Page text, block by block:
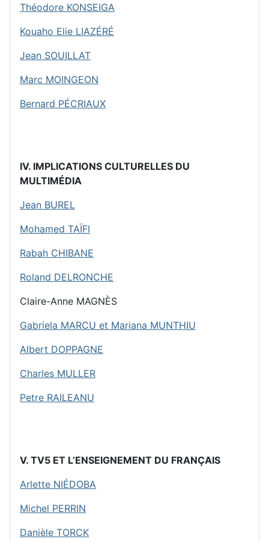
Théodore KONSEIGA
Kouaho Elie LIAZÉRÉ
Jean SOUILLAT
Marc MOINGEON
Bernard PÉCRIAUX
IV. IMPLICATIONS CULTURELLES DU
MULTIMÉDIA
Jean BUREL
Mohamed TAÏFI
Rabah CHIBANE
Roland DELRONCHE
Claire-Anne MAGNÈS
Gabriela MARCU et Mariana MUNTHIU
Albert DOPPAGNE
Charles MULLER
Petre RAILEANU
V. TV5 ET L’ENSEIGNEMENT DU FRANÇAIS
Arlette NIÉDOBA
Michel PERRIN
Danièle TORCK